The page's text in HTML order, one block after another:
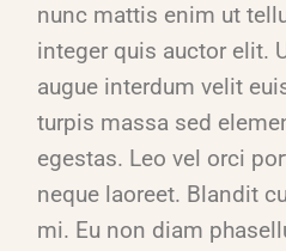
nunc mattis enim ut
integer quis auctor elit.
augue interdum velit
turpis massa sed
egestas. Leo vel orci
neque laoreet. Blandit
mi. Eu non diam